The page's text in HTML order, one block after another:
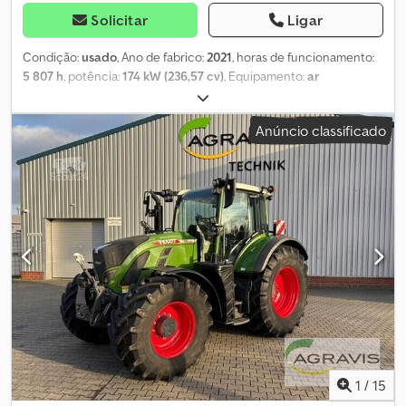
Solicitar Ligar
Condição:usado, Ano de fabrico: 2021, horas de funcionamento:
5 807 h , potência:174 kW (236,57 cv) , Equipamento:ar
, 724 VARIO GEN-6 0010 Equipamento padrão 0020
T765 FENDT 724 VARIO GEN6 BASE 0030 V015 VERSÃO PADRÃO
0040 L041 PACOTE PROFI+ (CONFIGURAÇÃO 2) 0050 M038 PRÉ-
FILTRO DE COMBUSTÍVEL COM AQUECIMENTO 0060 M122 NÍVEL
DE EMISSÕES V 0070 G007 EIXO TRASEIRO PLANETÁRIO 0080
G034 VERSÃO 50 KM/H Dcjdpfjzq Tgvsx Anyek 0090 G085 PINO DE
ENGATE 1 3/8, 6 PEÇAS 0100 K013 CONTROLO ELETRÓNICO DE
IMPLEMENTO (EHR) 0110 K028 SISTEMA DE TRÊS PONTOS, CAT.
2/3, SEM BRAÇO SUPERIOR 0120 K040 BRAÇO SUPERIOR, HIDR.,
CAT. 3/2, 90 0130 K129 POSIÇÃO/DESCARGA 0140 K155 TOMADA
DE FORÇA FRONTAL, 1000 RPM 0150 K210 BUCHA DE ENGATE,
CAT. 3/2, 1 PAR, PARA BRAÇO SUPERIOR 0160 K220 BUCHA DE
ENGATE, CAT. 2, PARA BRAÇO INFERIOR 0170 K221 BUCHA DE
ENGATE, CAT. 3/2, PARA BRAÇO INFERIOR 0180 H020 VÁLVULAS Z,
DW, 1/1-1/3, TRASEIRA, DUDK 0190 H087 VÁLVULA AUXILIAR, DW, 1/4,
TRASEIRA, DUDK 0200 H145 VÁLVULA Z, DW, 2/1, FRONTAL/7ª
POSIÇÃO 0210 H163 RETORNO, TRASEIRA, SEM PRESSÃO 0220
Anúncio classificado
1 / 15